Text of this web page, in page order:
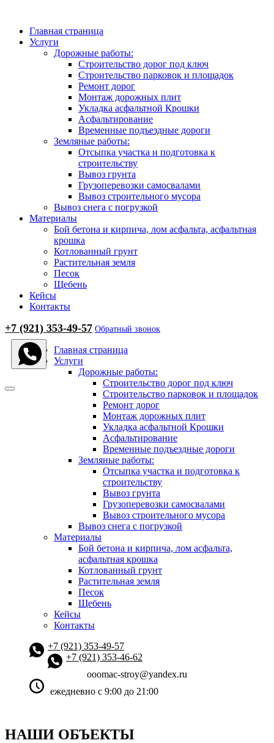
Главная страница
Услуги
Дорожные работы:
Строительство дорог под ключ
Строительство парковок и площадок
Ремонт дорог
Монтаж дорожных плит
Укладка асфальтной Крошки
Асфальтирование
Временные подъездные дороги
Земляные работы:
Отсыпка участка и подготовка к
строительству
Вывоз грунта
Грузоперевозки самосвалами
Вывоз строительного мусора
Вывоз снега с погрузкой
Материалы
Бой бетона и кирпича, лом асфальта, асфальтная
крошка
Котлованный грунт
Растительная земля
Песок
Щебень
Кейсы
Контакты
+7 (921) 353-49-57 Обратный звонок
Главная страница
Услуги
Дорожные работы:
Строительство дорог под ключ
Строительство парковок и площадок
Ремонт дорог
Монтаж дорожных плит
Укладка асфальтной Крошки
Асфальтирование
Временные подъездные дороги
Земляные работы:
Отсыпка участка и подготовка к
строительству
Вывоз грунта
Грузоперевозки самосвалами
Вывоз строительного мусора
Вывоз снега с погрузкой
Материалы
Бой бетона и кирпича, лом асфальта,
асфальтная крошка
Котлованный грунт
Растительная земля
Песок
Щебень
Кейсы
Контакты
+7 (921) 353-49-57
+7 (921) 353-46-62
ooomac-stroy@yandex.ru
ежедневно с 9:00 до 21:00
НАШИ ОБЪЕКТЫ